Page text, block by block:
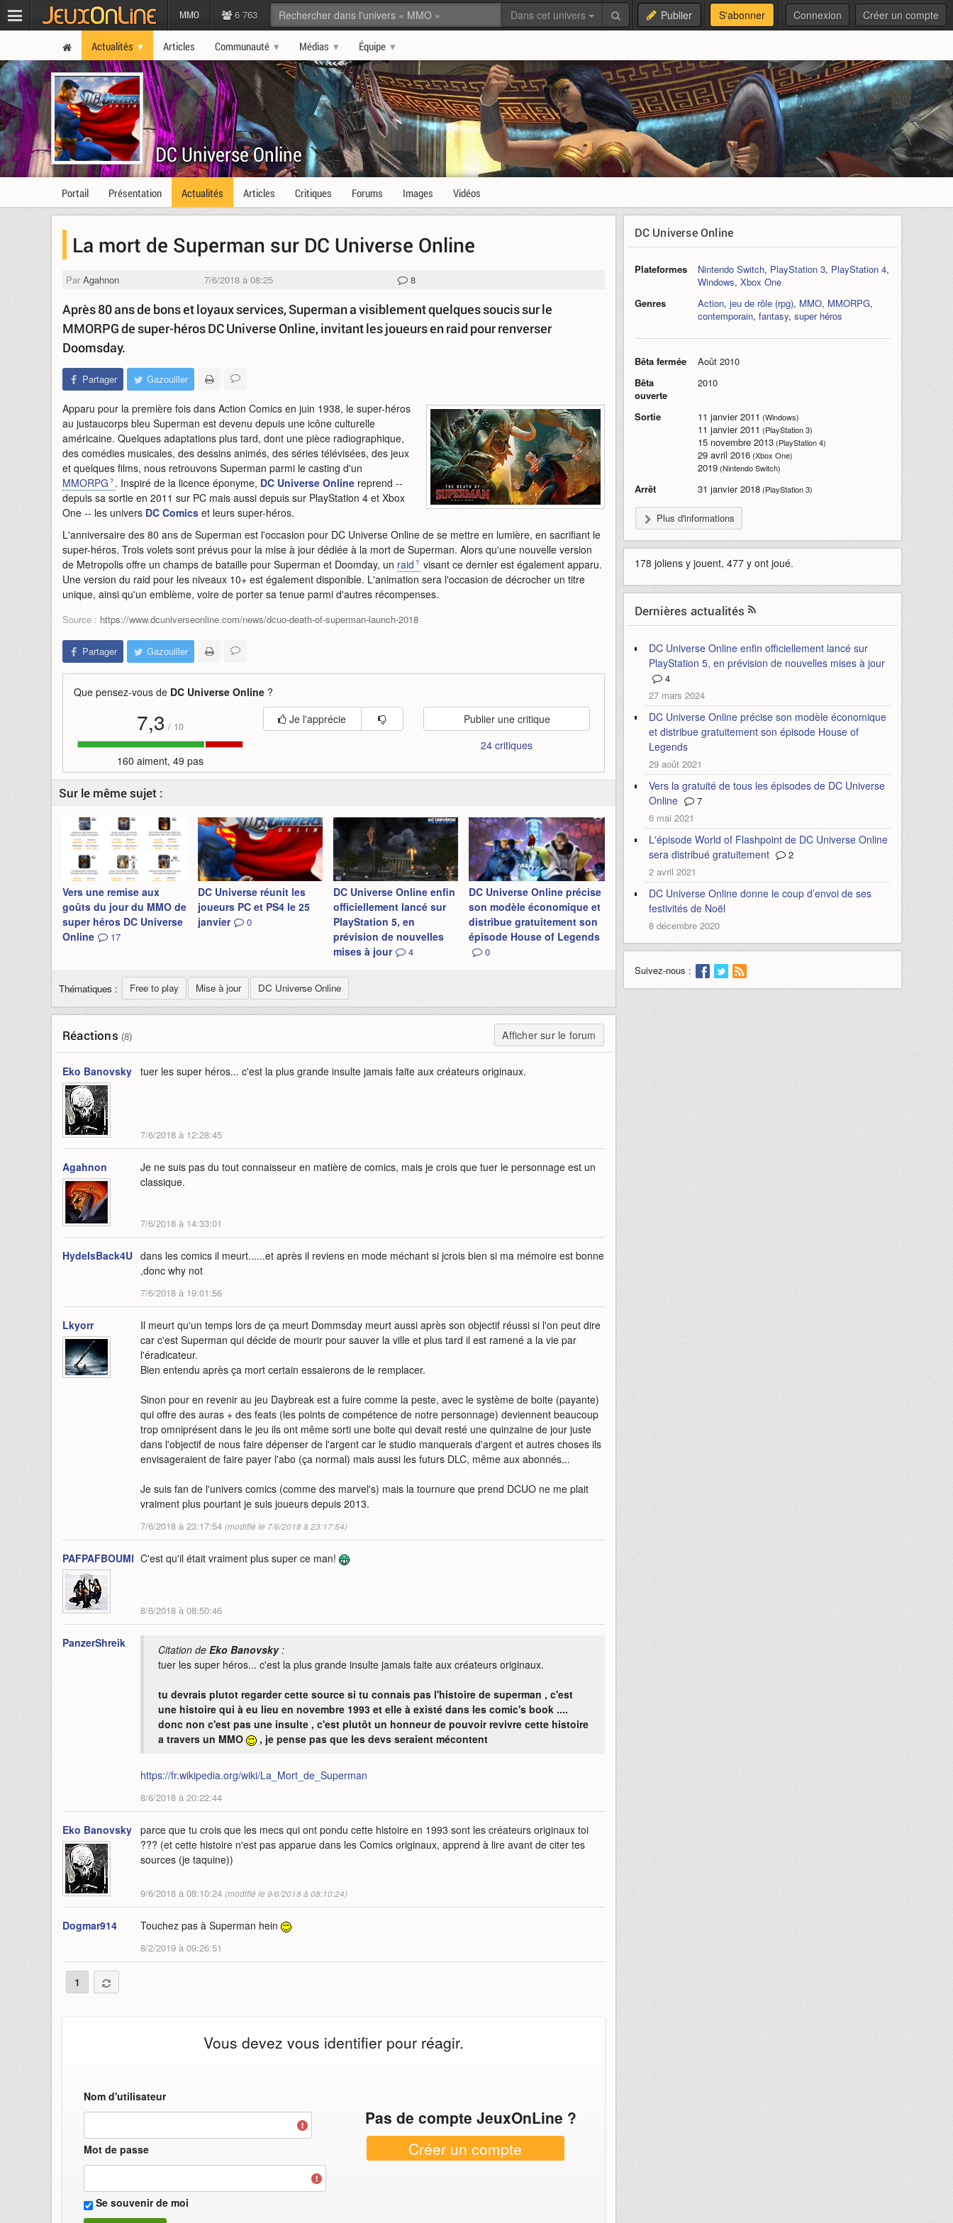
MMO 6 763 Dans cet univers Publier S'abonner Connexion Créer un compte
Actualités Articles Communauté Médias Équipe
DC Universe Online
Portail Présentation Actualités Articles Critiques Forums Images Vidéos
La mort de Superman sur DC Universe Online
Par Agahnon 7/6/2018 à 08:25 8
Après 80 ans de bons et loyaux services, Superman a visiblement quelques soucis sur le
MMORPG de super-héros DC Universe Online, invitant les joueurs en raid pour renverser
Doomsday.
Partager Gazouiller
Apparu pour la première fois dans Action Comics en juin 1938, le super-héros
au justaucorps bleu Superman est devenu depuis une icône culturelle
américaine. Quelques adaptations plus tard, dont une pièce radiographique,
des comédies musicales, des dessins animés, des séries télévisées, des jeux
et quelques films, nous retrouvons Superman parmi le casting d'un
MMORPG . Inspiré de la licence éponyme, DC Universe Online reprend --
depuis sa sortie en 2011 sur PC mais aussi depuis sur PlayStation 4 et Xbox
One -- les univers DC Comics et leurs super-héros.
L'anniversaire des 80 ans de Superman est l'occasion pour DC Universe Online de se mettre en lumière, en sacrifiant le
super-héros. Trois volets sont prévus pour la mise à jour dédiée à la mort de Superman. Alors qu'une nouvelle version
de Metropolis offre un champs de bataille pour Superman et Doomday, un raid
visant ce dernier est également apparu.
Une version du raid pour les niveaux 10+ est également disponible. L'animation sera l'occasion de décrocher un titre
unique, ainsi qu'un emblème, voire de porter sa tenue parmi d'autres récompenses.
Source : https://www.dcuniverseonline.com/news/dcuo-death-of-superman-launch-2018
Partager Gazouiller
Que pensez-vous de DC Universe Online ?
7,3 / 10
160 aiment, 49 pas
Je l'apprécie
Publier une critique
24 critiques
Sur le même sujet :
Vers une remise aux
goûts du jour du MMO de
super héros DC Universe
Online
17
DC Universe réunit les
joueurs PC et PS4 le 25
janvier
0
DC Universe Online enfin
officiellement lancé sur
PlayStation 5, en
prévision de nouvelles
mises à jour
4
DC Universe Online précise
son modèle économique et
distribue gratuitement son
épisode House of Legends
0
Thématiques : Free to play Mise à jour DC Universe Online
Réactions (8) Afficher sur le forum
Eko Banovsky tuer les super héros... c'est la plus grande insulte jamais faite aux créateurs originaux.
7/6/2018 à 12:28:45
Agahnon
Je ne suis pas du tout connaisseur en matière de comics, mais je crois que tuer le personnage est un
classique.
7/6/2018 à 14:33:01
HydeIsBack4UBitchdans les comics il meurt......et après il reviens en mode méchant si jcrois bien si ma mémoire est bonne
,donc why not
7/6/2018 à 19:01:56
Lkyorr
Il meurt qu'un temps lors de ça meurt Dommsday meurt aussi après son objectif réussi si l'on peut dire
car c'est Superman qui décide de mourir pour sauver la ville et plus tard il est ramené a la vie par
l'éradicateur.
Bien entendu après ça mort certain essaierons de le remplacer.
Sinon pour en revenir au jeu Daybreak est a fuire comme la peste, avec le système de boite (payante)
qui offre des auras + des feats (les points de compétence de notre personnage) deviennent beaucoup
trop omniprésent dans le jeu ils ont même sorti une boite qui devait resté une quinzaine de jour juste
dans l'objectif de nous faire dépenser de l'argent car le studio manquerais d'argent et autres choses ils
envisageraient de faire payer l'abo (ça normal) mais aussi les futurs DLC, même aux abonnés...
Je suis fan de l'univers comics (comme des marvel's) mais la tournure que prend DCUO ne me plait
vraiment plus pourtant je suis joueurs depuis 2013.
7/6/2018 à 23:17:54 (modifié le 7/6/2018 à 23:17:54)
PAFPAFBOUMBOUMC'est qu'il était vraiment plus super ce man!
8/6/2018 à 08:50:46
PanzerShreik Citation de Eko Banovsky:
tuer les super héros... c'est la plus grande insulte jamais faite aux créateurs originaux.
tu devrais plutot regarder cette source si tu connais pas l'histoire de superman , c'est
une histoire qui à eu lieu en novembre 1993 et elle à existé dans les comic's book ....
donc non c'est pas une insulte , c'est plutôt un honneur de pouvoir revivre cette histoire
a travers un MMO
, je pense pas que les devs seraient mécontent
https://fr.wikipedia.org/wiki/La_Mort_de_Superman
8/6/2018 à 20:22:44
Eko Banovsky parce que tu crois que les mecs qui ont pondu cette histoire en 1993 sont les créateurs originaux toi
??? (et cette histoire n'est pas apparue dans les Comics originaux, apprend à lire avant de citer tes
sources (je taquine))
9/6/2018 à 08:10:24 (modifié le 9/6/2018 à 08:10:24)
Dogmar914 Touchez pas à Superman hein
8/2/2019 à 09:26:51
1
Vous devez vous identifier pour réagir.
Nom d'utilisateur
Mot de passe
Se souvenir de moi
Pas de compte JeuxOnLine ?
Créer un compte
DC Universe Online
Plateformes Nintendo Switch, PlayStation 3, PlayStation 4,
Windows, Xbox One
Genres
Action, jeu de rôle (rpg), MMO, MMORPG,
contemporain, fantasy, super héros
Bêta fermée
Août 2010
Bêta
ouverte
2010
Sortie 11 janvier 2011 (Windows)
11 janvier 2011 (PlayStation 3)
15 novembre 2013(PlayStation 4)
29 avril 2016(Xbox One)
2019(Nintendo Switch)
Arrêt 31 janvier 2018(PlayStation 3)
Plus d'informations
178 joliens y jouent, 477 y ont joué.
Dernières actualités
DC Universe Online enfin officiellement lancé sur
PlayStation 5, en prévision de nouvelles mises à jour
4
27 mars 2024
DC Universe Online précise son modèle économique
et distribue gratuitement son épisode House of
Legends
29 août 2021
Vers la gratuité de tous les épisodes de DC Universe
Online
7
6 mai 2021
L'épisode World of Flashpoint de DC Universe Online
sera distribué gratuitement
2
2 avril 2021
DC Universe Online donne le coup d’envoi de ses
festivités de Noël
8 décembre 2020
Suivez-nous :